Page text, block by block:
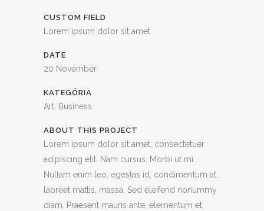
CUSTOM FIELD
Lorem ipsum dolor sit amet
DATE
20 November
KATEGÓRIA
Art, Business
ABOUT THIS PROJECT
Lorem ipsum dolor sit amet, consectetuer
adipiscing elit. Nam cursus. Morbi ut mi.
Nullam enim leo, egestas id, condimentum at,
laoreet mattis, massa. Sed eleifend nonummy
diam. Praesent mauris ante, elementum et,